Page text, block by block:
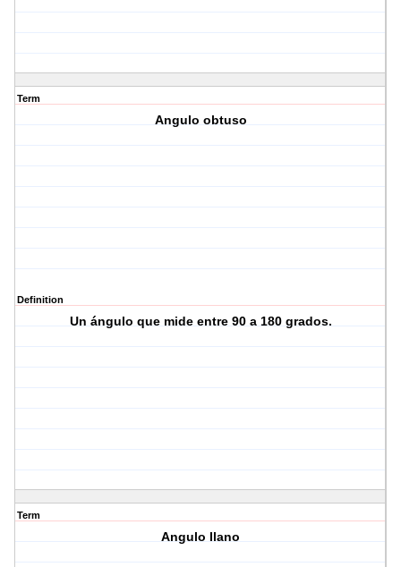
Term
Angulo obtuso
Definition
Un ángulo que mide entre 90 a 180 grados.
Term
Angulo llano